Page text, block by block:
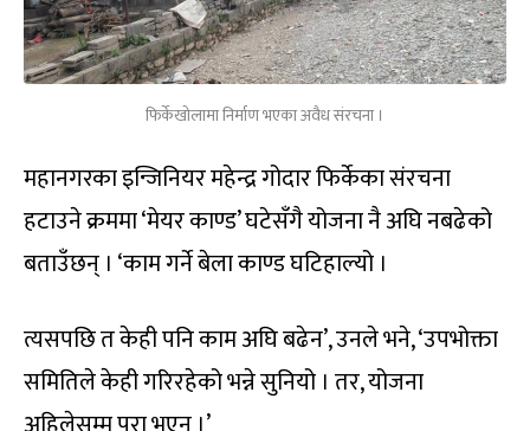
फिर्केखोलामा निर्माण भएका अवैध संरचना ।
महानगरका इन्जिनियर महेन्द्र गोदार फिर्केका संरचना
हटाउने क्रममा ‘मेयर काण्ड’ घटेसँगै योजना नै अघि नबढेको
बताउँछन् । ‘काम गर्ने बेला काण्ड घटिहाल्यो ।
त्यसपछि त केही पनि काम अघि बढेन’, उनले भने, ‘उपभोक्ता
समितिले केही गरिरहेको भन्ने सुनियो । तर, योजना